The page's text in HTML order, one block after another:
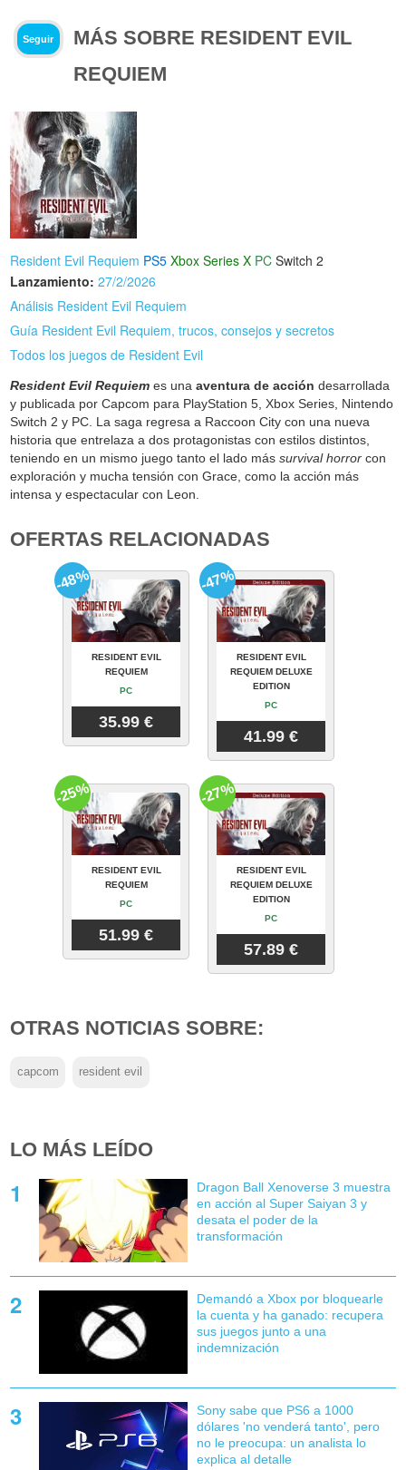
Seguir
MÁS SOBRE RESIDENT EVIL
REQUIEM
Resident Evil Requiem PS5 Xbox Series X PC Switch 2
Lanzamiento: 27/2/2026
Análisis Resident Evil Requiem
Guía Resident Evil Requiem, trucos, consejos y secretos
Todos los juegos de Resident Evil
Resident Evil Requiem es unaaventura de acción desarrollada
y publicada por Capcom para PlayStation 5, Xbox Series, Nintendo
Switch 2 y PC. La saga regresa a Raccoon City con una nueva
historia que entrelaza a dos protagonistas con estilos distintos,
teniendo en un mismo juego tanto el lado mássurvival horror con
exploración y mucha tensión con Grace, como la acción más
intensa y espectacular con Leon.
OFERTAS RELACIONADAS
RESIDENT EVIL
REQUIEM
PC
35.99 €
-48%
RESIDENT EVIL
REQUIEM DELUXE
EDITION
PC
41.99 €
-47%
RESIDENT EVIL
REQUIEM
PC
51.99 €
-25%
RESIDENT EVIL
REQUIEM DELUXE
EDITION
PC
57.89 €
-27%
OTRAS NOTICIAS SOBRE:
capcom resident evil
LO MÁS LEÍDO
Dragon Ball Xenoverse 3 muestra
en acción al Super Saiyan 3 y
desata el poder de la
transformación
Demandó a Xbox por bloquearle
la cuenta y ha ganado: recupera
sus juegos junto a una
indemnización
Sony sabe que PS6 a 1000
dólares 'no venderá tanto', pero
no le preocupa: un analista lo
explica al detalle